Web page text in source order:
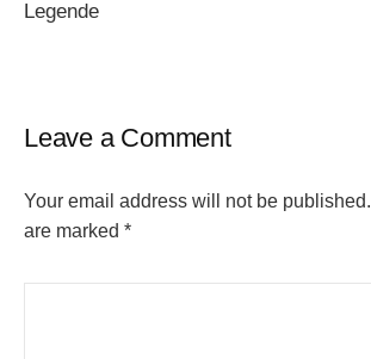
Legende
Leave a Comment
Your email address will not be published.
are marked *